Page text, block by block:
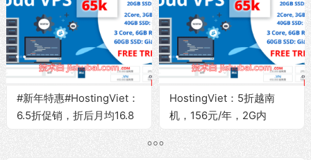
#新年特惠#HostingViet：
6.5折促销，折后月均16.8
HostingViet：5折越南
机，156元/年，2G内